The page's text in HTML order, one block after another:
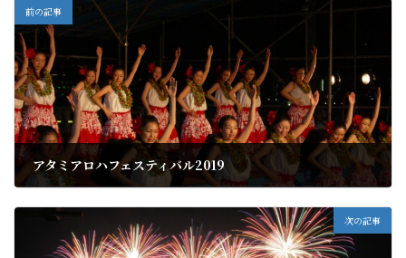
前の記事
アタミアロハフェスティバル2019
次の記事